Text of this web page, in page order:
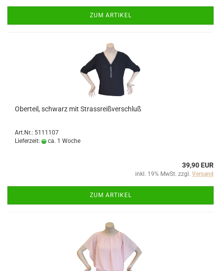
ZUM ARTIKEL
Oberteil, schwarz mit Strassreißverschluß
Art.Nr.: 5111107
Lieferzeit:
ca. 1 Woche
39,90 EUR
inkl. 19% MwSt. zzgl. Versand
ZUM ARTIKEL